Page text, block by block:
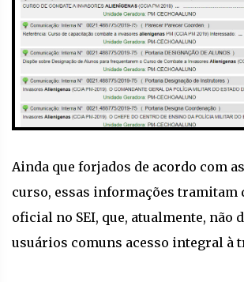
Ainda que forjados de acordo com
curso, essas informações tramitam
oficial no SEI, que, atualmente, não
usuários comuns acesso integral à